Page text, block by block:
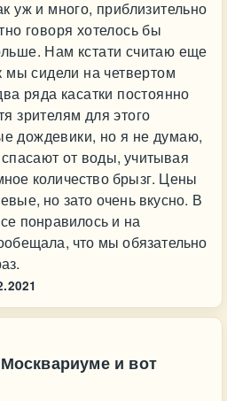
уж и много, приблизительно
говоря хотелось бы
Нам кстати считаю еще
мы сидели на четвертом
ряда касатки постоянно
зрителям для этого
дождевики, но я не думаю,
от воды, учитывая
количество брызг. Цены
но зато очень вкусно. В
понравилось и на
что мы обязательно
и вот